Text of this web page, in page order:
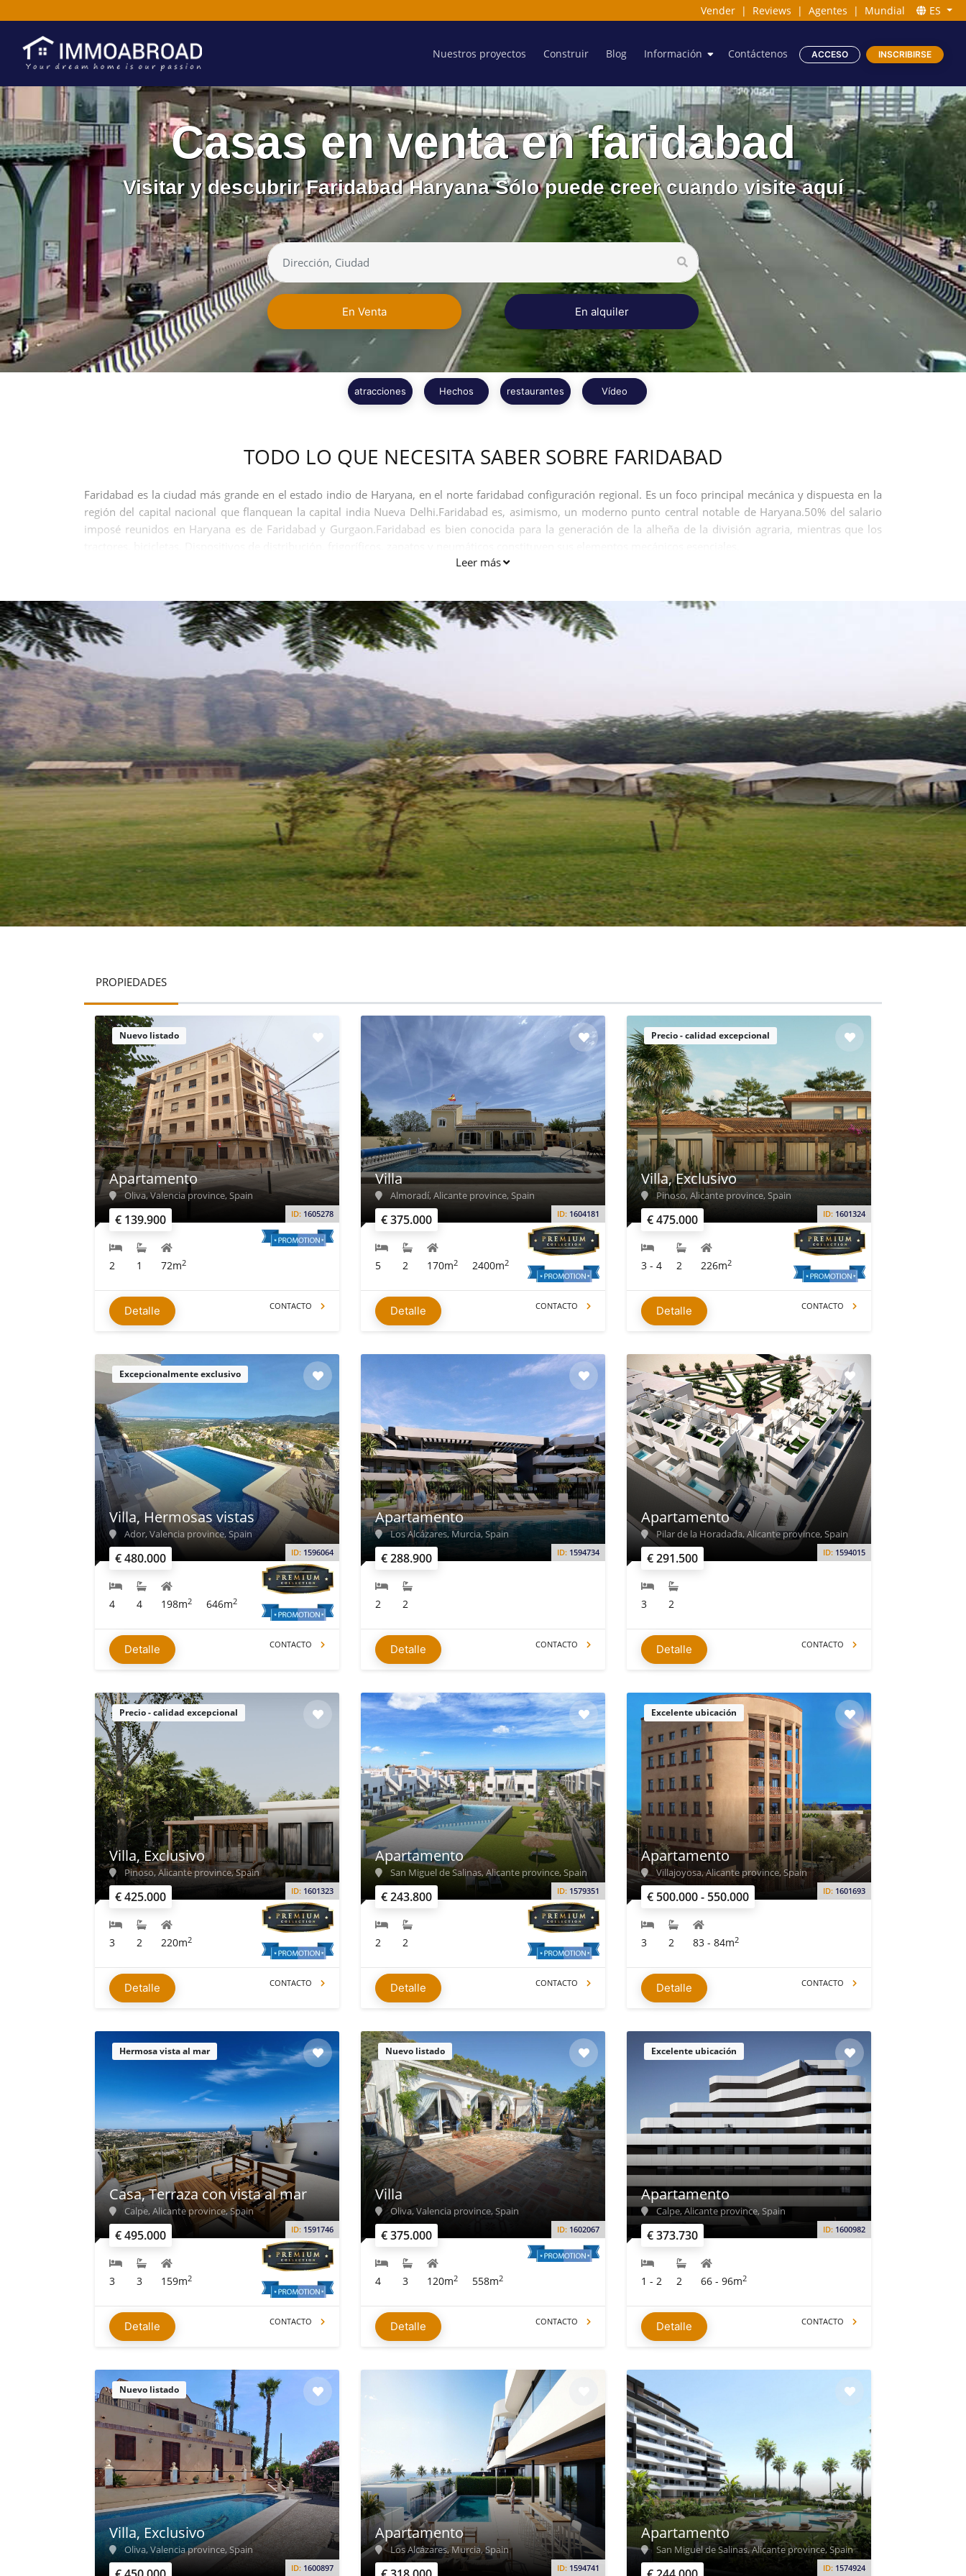
Vender | Reviews | Agentes | Mundial ES
Nuestros proyectos Construir Blog Información Contáctenos ACCESO INSCRIBIRSE
Casas en venta en faridabad
Visitar y descubrir Faridabad Haryana Sólo puede creer cuando visite aquí
En Venta En alquiler
atracciones Hechos restaurantes Vídeo
TODO LO QUE NECESITA SABER SOBRE FARIDABAD
Faridabad es la ciudad más grande en el estado indio de Haryana, en el norte faridabad configuración regional. Es un foco principal mecánica y dispuesta en la
región del capital nacional que flanquean la capital india Nueva Delhi.Faridabad es, asimismo, un moderno punto central notable de Haryana.50% del salario
imposé reunidos en Haryana es de Faridabad y Gurgaon.Faridabad es bien conocida para la generación de la alheña de la división agraria, mientras que los
Leer más
PROPIEDADES
Nuevo listado
€ 139.900 ID: 1605278
Apartamento
Oliva, Valencia province, Spain
2 1 72m2
Detalle CONTACTO
€ 375.000 ID: 1604181
Villa
Almoradí, Alicante province, Spain
5 2 170m2 2400m2
Detalle CONTACTO
Precio - calidad excepcional
€ 475.000 ID: 1601324
Villa, Exclusivo
Pinoso, Alicante province, Spain
3 - 4 2 226m2
Detalle CONTACTO
Excepcionalmente exclusivo
€ 480.000 ID: 1596064
Villa, Hermosas vistas
Ador, Valencia province, Spain
4 4 198m2 646m2
Detalle CONTACTO
€ 288.900 ID: 1594734
Apartamento
Los Alcázares, Murcia, Spain
2 2
Detalle CONTACTO
€ 291.500 ID: 1594015
Apartamento
Pilar de la Horadada, Alicante province, Spain
3 2
Detalle CONTACTO
Precio - calidad excepcional
€ 425.000 ID: 1601323
Villa, Exclusivo
Pinoso, Alicante province, Spain
3 2 220m2
Detalle CONTACTO
€ 243.800 ID: 1579351
Apartamento
San Miguel de Salinas, Alicante province, Spain
2 2
Detalle CONTACTO
Excelente ubicación
€ 500.000 - 550.000 ID: 1601693
Apartamento
Villajoyosa, Alicante province, Spain
3 2 83 - 84m2
Detalle CONTACTO
Hermosa vista al mar
€ 495.000 ID: 1591746
Casa, Terraza con vista al mar
Calpe, Alicante province, Spain
3 3 159m2
Detalle CONTACTO
Nuevo listado
€ 375.000 ID: 1602067
Villa
Oliva, Valencia province, Spain
4 3 120m2 558m2
Detalle CONTACTO
Excelente ubicación
€ 373.730 ID: 1600982
Apartamento
Calpe, Alicante province, Spain
1 - 2 2 66 - 96m2
Detalle CONTACTO
Nuevo listado
ID: 1600897
Villa, Exclusivo
Oliva, Valencia province, Spain
ID: 1594741
Apartamento
Los Alcázares, Murcia, Spain
ID: 1574924
Apartamento
San Miguel de Salinas, Alicante province, Spain